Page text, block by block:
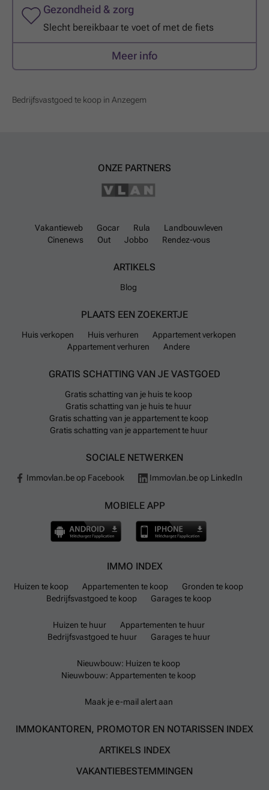
Gezondheid & zorg
Slecht bereikbaar te voet of met de fiets
Meer info
Bedrijfsvastgoed te koop in Anzegem
ONZE PARTNERS
Vakantieweb Gocar Rula
Landbouwleven
Cinenews
Out Jobbo Rendez-vous
ARTIKELS
Blog
PLAATS EEN ZOEKERTJE
Huis verkopen Huis verhuren
Appartement verkopen
Appartement verhuren
Andere
GRATIS SCHATTING VAN JE VASTGOED
Gratis schatting van je huis te koop
Gratis schatting van je huis te huur
Gratis schatting van je appartement te koop
Gratis schatting van je appartement te huur
SOCIALE NETWERKEN
Immovlan.be op Facebook Immovlan.be op LinkedIn
MOBIELE APP
IMMO INDEX
Huizen te koop Appartementen te koop
Gronden te koop
Bedrijfsvastgoed te koop
Garages te koop
Huizen te huur
Appartementen te huur
Bedrijfsvastgoed te huur
Garages te huur
Nieuwbouw: Huizen te koop
Nieuwbouw: Appartementen te koop
Maak je e-mail alert aan
IMMOKANTOREN, PROMOTOR EN NOTARISSEN INDEX
ARTIKELS INDEX
VAKANTIEBESTEMMINGEN